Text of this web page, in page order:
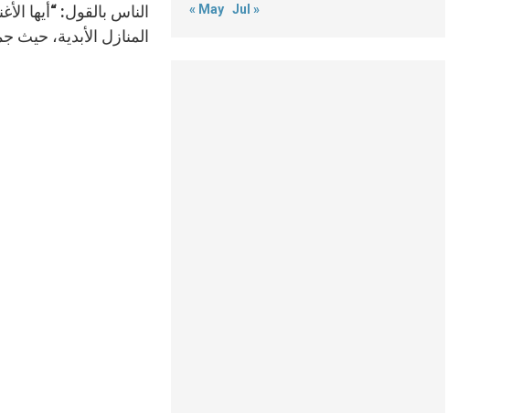
الناس بالقول: “أيها
المنازل الأبدية، حيث
« May Jul »